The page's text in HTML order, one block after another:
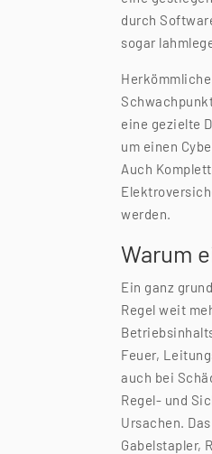
durch
sogar
eine gezielte
um einen
Auch
werden.
Warum
Ein ganz
Regel weit
Feuer,
auch bei
Regel- und
Ursachen.
Gabelstapler,